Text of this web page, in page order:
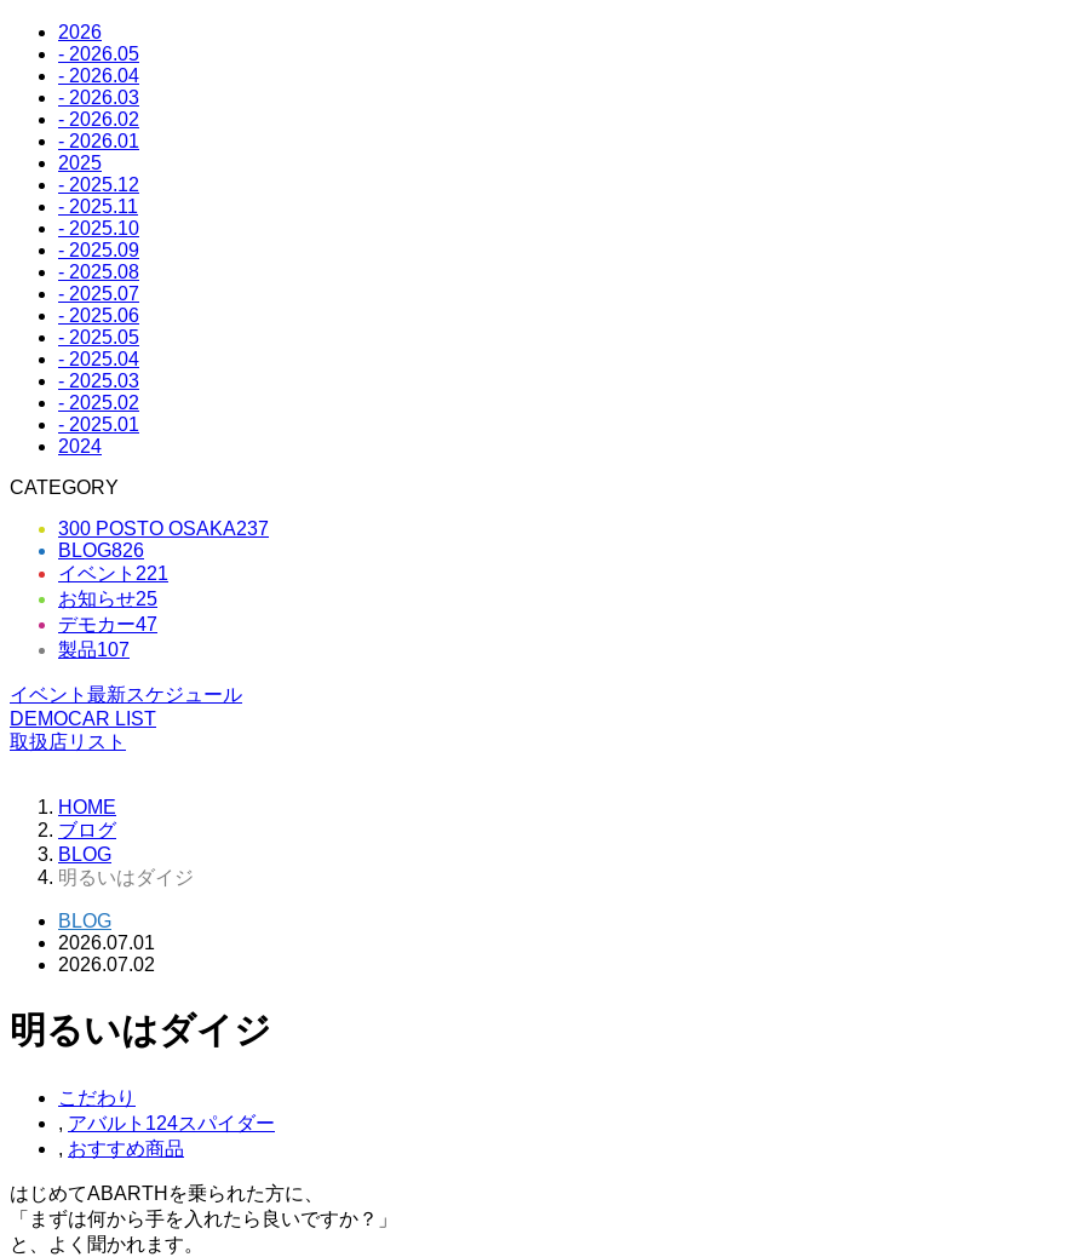
2026
- 2026.05
- 2026.04
- 2026.03
- 2026.02
- 2026.01
2025
- 2025.12
- 2025.11
- 2025.10
- 2025.09
- 2025.08
- 2025.07
- 2025.06
- 2025.05
- 2025.04
- 2025.03
- 2025.02
- 2025.01
2024
CATEGORY
300 POSTO OSAKA237
BLOG826
イベント 221
お知らせ25
デモカー47
製品107
イベント最新スケジュール
DEMOCAR LIST
取扱店リスト
HOME
ブログ
BLOG
明るいはダイジ
BLOG
2026.07.01
2026.07.02
明るいはダイジ
こだわり
, アバルト124スパイダー
, おすすめ商品
はじめてABARTHを乗られた方に、
「まずは何から手を入れたら良いですか？」
と、よく聞かれます。